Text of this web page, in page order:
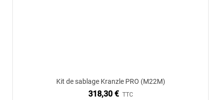
Kit de sablage Kranzle PRO (M22M)
318,30 € TTC